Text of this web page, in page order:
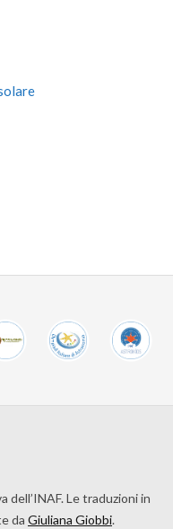
dell’INAF. Le traduzioni in
da Giuliana Giobbi.